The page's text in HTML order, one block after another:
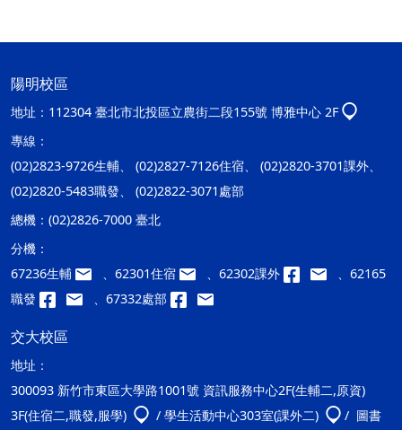
陽明校區
地址： 112304 臺北市北投區立農街二段155號 博雅中心 2F
專線：
(02)2823-9726生輔、 (02)2827-7126住宿、 (02)2820-3701課外、
(02)2820-5483職發、 (02)2822-3071處部
總機： (02)2826-7000 臺北
分機：
67236生輔
、62301住宿 、62302課外
、62165
職發
、67332處部
交大校區
地址：
300093 新竹市東區大學路1001號 資訊服務中心2F(生輔二,原資)
3F(住宿二,職發,服學)
/ 學生活動中心303室(課外二)
/ 圖書